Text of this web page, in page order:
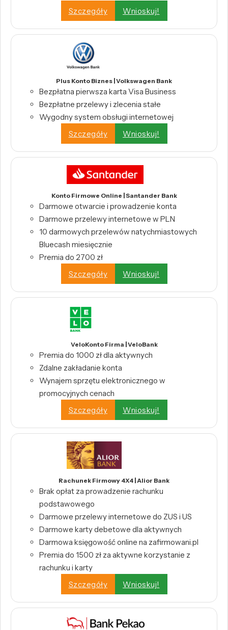
Szczegóły
Wnioskuj!
Plus Konto Biznes | Volkswagen Bank
Bezpłatna pierwsza karta Visa Business
Bezpłatne przelewy i zlecenia stałe
Wygodny system obsługi internetowej
Szczegóły
Wnioskuj!
Konto Firmowe Online | Santander Bank
Darmowe otwarcie i prowadzenie konta
Darmowe przelewy internetowe w PLN
10 darmowych przelewów natychmiastowych
Bluecash miesięcznie
Premia do 2700 zł
Szczegóły
Wnioskuj!
VeloKonto Firma | VeloBank
Premia do 1000 zł dla aktywnych
Zdalne zakładanie konta
Wynajem sprzętu elektronicznego w
promocyjnych cenach
Szczegóły
Wnioskuj!
Rachunek Firmowy 4X4 | Alior Bank
Brak opłat za prowadzenie rachunku
podstawowego
Darmowe przelewy internetowe do ZUS i US
Darmowe karty debetowe dla aktywnych
Darmowa księgowość online na zafirmowani.pl
Premia do 1500 zł za aktywne korzystanie z
rachunku i karty
Szczegóły
Wnioskuj!